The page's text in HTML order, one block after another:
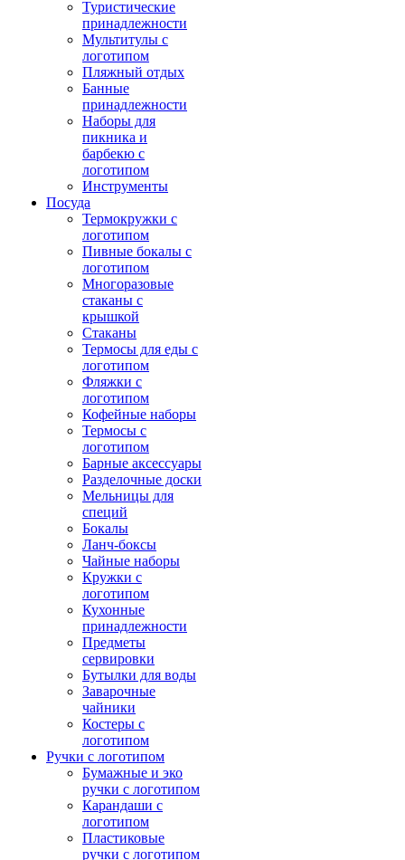
Туристические
принадлежности
Мультитулы с
логотипом
Пляжный отдых
Банные
принадлежности
Наборы для
пикника и
барбекю с
логотипом
Инструменты
Посуда
Термокружки с
логотипом
Пивные бокалы с
логотипом
Многоразовые
стаканы с
крышкой
Стаканы
Термосы для еды с
логотипом
Фляжки с
логотипом
Кофейные наборы
Термосы с
логотипом
Барные аксессуары
Разделочные доски
Мельницы для
специй
Бокалы
Ланч-боксы
Чайные наборы
Кружки с
логотипом
Кухонные
принадлежности
Предметы
сервировки
Бутылки для воды
Заварочные
чайники
Костеры с
логотипом
Ручки с логотипом
Бумажные и эко
ручки с логотипом
Карандаши с
логотипом
Пластиковые
ручки с логотипом